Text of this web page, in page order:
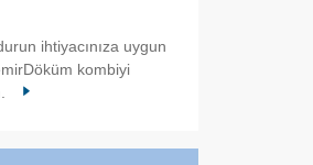
ihtiyacınıza uygun
kombiyi